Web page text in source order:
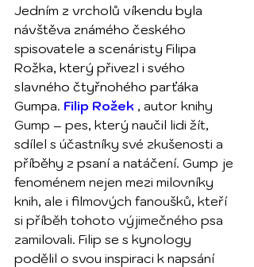
Jedním z vrcholů víkendu byla
návštěva známého českého
spisovatele a scenáristy Filipa
Rožka, který přivezl i svého
slavného čtyřnohého parťáka
Gumpa. Filip Rožek , autor knihy
Gump – pes, který naučil lidi žít,
sdílel s účastníky své zkušenosti a
příběhy z psaní a natáčení. Gump je
fenoménem nejen mezi milovníky
knih, ale i filmových fanoušků, kteří
si příběh tohoto výjimečného psa
zamilovali. Filip se s kynology
podělil o svou inspiraci k napsání